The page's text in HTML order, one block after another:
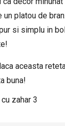
platou de
si simplu in
aceasta
buna!